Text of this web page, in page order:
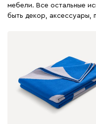
мебели. Все остальные
быть декор, аксессуары,